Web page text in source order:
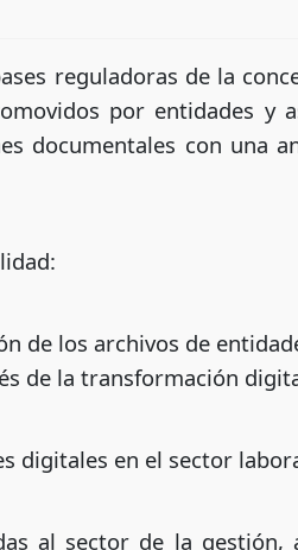
reguladoras de la
por entidades y
documentales con una
de los archivos de
de la transformación
en el sector
al sector de la